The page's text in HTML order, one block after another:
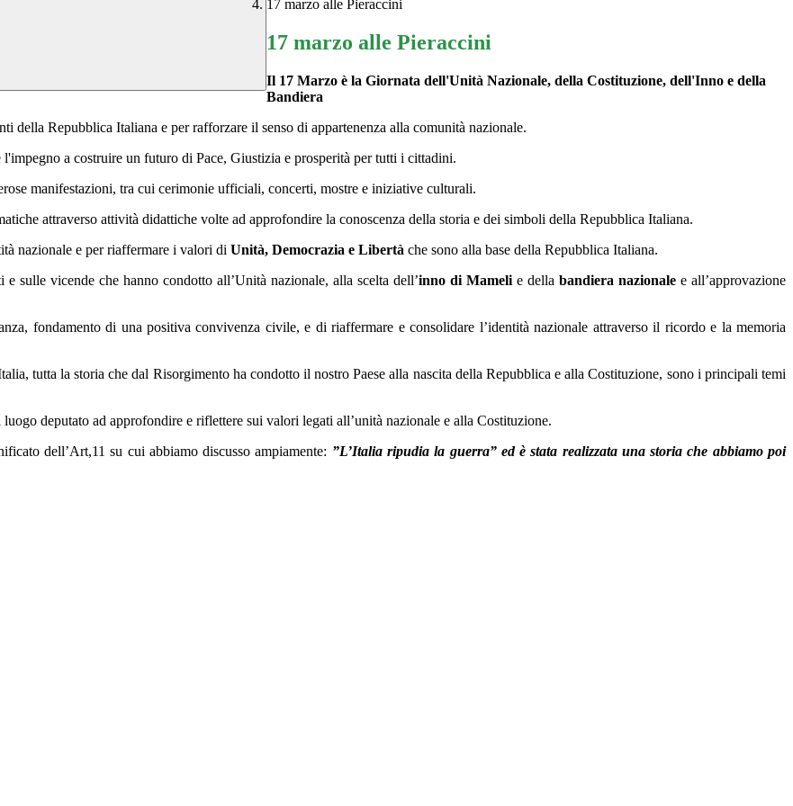
17 marzo alle Pieraccini
17 marzo alle Pieraccini
Il 17 Marzo è la Giornata dell'Unità Nazionale, della Costituzione, dell'Inno e della
Bandiera
della Repubblica Italiana e per rafforzare il senso di appartenenza alla comunità nazionale.
a costruire un futuro di Pace, Giustizia e prosperità per tutti i cittadini.
manifestazioni, tra cui cerimonie ufficiali, concerti, mostre e iniziative culturali.
attraverso attività didattiche volte ad approfondire la conoscenza della storia e dei simboli della Repubblica Italiana.
nazionale e per riaffermare i valori di Unità, Democrazia e Libertà che sono alla base della Repubblica Italiana.
sulle vicende che hanno condotto all’Unità nazionale, alla scelta dell’inno di Mameli e della bandiera nazionale e all’approvazione
fondamento di una positiva convivenza civile, e di riaffermare e consolidare l’identità nazionale attraverso il ricordo e la memoria
tutta la storia che dal Risorgimento ha condotto il nostro Paese alla nascita della Repubblica e alla Costituzione, sono i principali temi
deputato ad approfondire e riflettere sui valori legati all’unità nazionale e alla Costituzione.
dell’Art,11 su cui abbiamo discusso ampiamente: ”L’Italia ripudia la guerra” ed è stata realizzata una storia che abbiamo poi